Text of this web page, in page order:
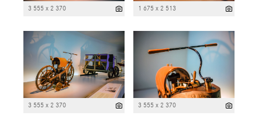
3 555 x 2 370 1 675 x 2 513
3 555 x 2 370 3 555 x 2 370